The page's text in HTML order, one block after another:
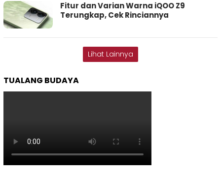
Fitur dan Varian Warna iQOO Z9
Terungkap, Cek Rinciannya
Lihat Lainnya
TUALANG BUDAYA